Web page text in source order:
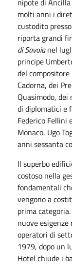
molti anni i
custodito
riporta grandi
di Savoianel
principe
del
Cadorna, dei
Quasimodo,
di diplomatici e
Federico Fellini
Monaco, Ugo
anni sessanta
Il superbo
costoso nella
fondamentali
vengono a
prima
nuove
operatori di
1979, dopo un
Hotel chiude i